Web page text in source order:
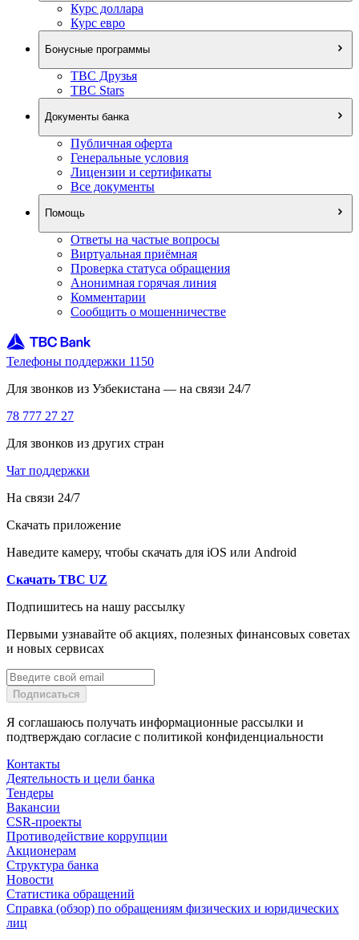
Курс доллара
Курс евро
Бонусные программы
TBC Друзья
TBC Stars
Документы банка
Публичная оферта
Генеральные условия
Лицензии и сертификаты
Все документы
Помощь
Ответы на частые вопросы
Виртуальная приёмная
Проверка статуса обращения
Анонимная горячая линия
Комментарии
Сообщить о мошенничестве
Телефоны поддержки 1150
Для звонков из Узбекистана — на связи 24/7
78 777 27 27
Для звонков из других стран
Чат поддержки
На связи 24/7
Скачать приложение
Наведите камеру, чтобы скачать для iOS или Android
Скачать TBC UZ
Подпишитесь на нашу рассылку
Первыми узнавайте об акциях, полезных финансовых советах
и новых сервисах
Подписаться
Я соглашаюсь получать информационные рассылки и
подтверждаю согласие с политикой конфиденциальности
Контакты
Деятельность и цели банка
Тендеры
Вакансии
CSR-проекты
Противодействие коррупции
Акционерам
Структура банка
Новости
Статистика обращений
Справка (обзор) по обращениям физических и юридических
лиц